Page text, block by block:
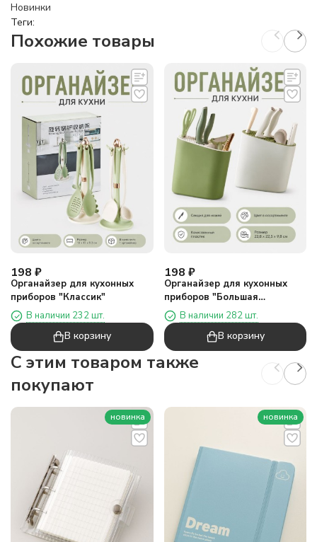
Новинки
Теги:
Похожие товары
198 ₽
Органайзер для кухонных
приборов "Классик"
В наличии 232 шт.
В корзину
198 ₽
Органайзер для кухонных
приборов "Большая
классика"
В наличии 282 шт.
В корзину
C этим товаром также
покупают
новинка новинка